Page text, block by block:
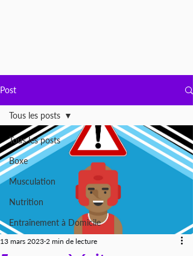
Post
Tous les posts
Boxe
Musculation
Nutrition
Entraînement à Domicile
Tous les posts
13 mars 2023 2 min de lecture